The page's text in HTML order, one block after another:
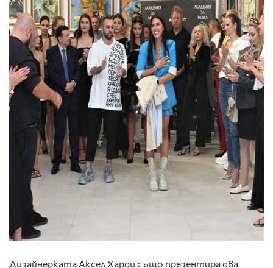
Дизайнерката Аксел Харди също презентира два